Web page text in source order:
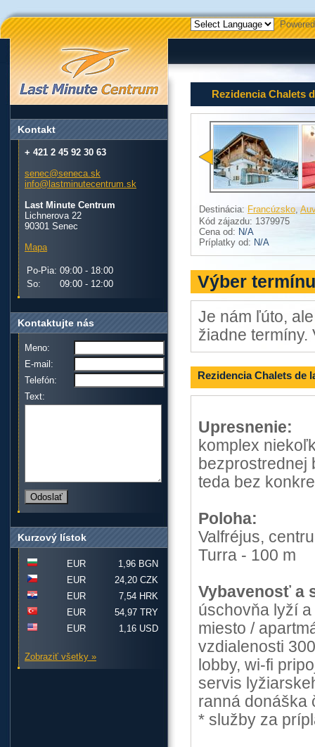
Rezidencia Chalets
Destinácia: Francúzsko,
Kód zájazdu: 1379975
Cena od: N/A
Príplatky od: N/A
Výber termínu
Je nám ľúto,
žiadne termíny.
Rezidencia Chalets de
Upresnenie:
komplex
bezprostrednej
teda bez
Poloha:
Valfréjus,
Turra - 100 m
Vybavenosť a
úschovňa lyží
miesto /
vzdialenosti
lobby, wi-fi
servis
ranná donáška
* služby za
Kontakt
+ 421 2 45 92 30 63
senec@seneca.sk
info@lastminutecentrum.sk
Last Minute Centrum
Lichnerova 22
90301 Senec
Mapa
Po-Pia: 09:00 - 18:00
So:
09:00 - 12:00
Kontaktujte nás
Meno:
E-mail:
Telefón:
Text:
Kurzový lístok
EUR
1,96 BGN
EUR
24,20 CZK
EUR
7,54 HRK
EUR
54,97 TRY
EUR
1,16 USD
Zobraziť všetky »